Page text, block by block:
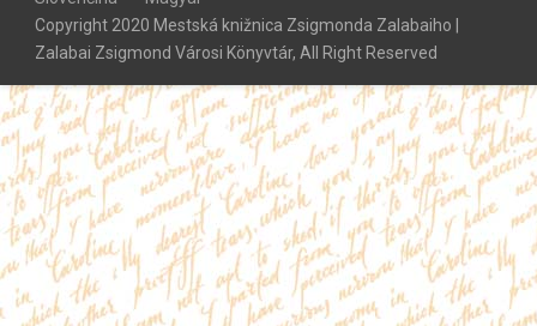
Copyright 2020 Mestská knižnica Zsigmonda Zalabaiho |
Zalabai Zsigmond Városi Könyvtár, All Right Reserved